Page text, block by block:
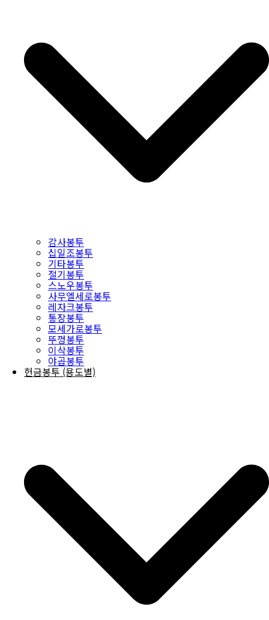
감사봉투
십일조봉투
기타봉투
절기봉투
스노우봉투
사무엘세로봉투
레자크봉투
통장봉투
모세가로봉투
뚜껑봉투
이삭봉투
야곱봉투
헌금봉투 (용도별)